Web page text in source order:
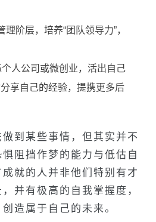
阶层，培养“团队领导力”，
人公司或微创业，活出自己
享自己的经验，提携更多后
到某些事情，但其实并不
阻挡作梦的能力与低估自
就的人并非他们特别有才
并有极高的自我掌握度，
造属于自己的未来。